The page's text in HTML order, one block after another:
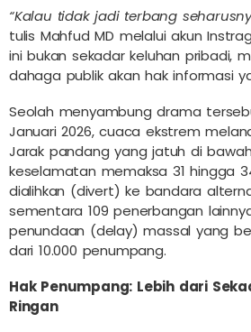
“Kalau tidak jadi terbang
tulis Mahfud MD melalui akun
ini bukan sekadar keluhan pribadi,
dahaga publik akan hak informasi
Seolah menyambung drama
Januari 2026, cuaca ekstrem
Jarak pandang yang jatuh di
keselamatan memaksa 31 hingga
dialihkan (divert) ke bandara
sementara 109 penerbangan
penundaan (delay) massal yang
dari 10.000 penumpang.
Hak Penumpang: Lebih dari
Ringan